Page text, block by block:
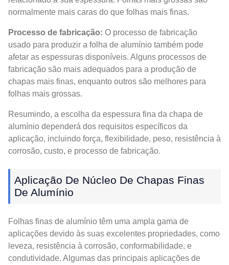
normalmente mais caras do que folhas mais finas.
Processo de fabricação: O processo de fabricação
usado para produzir a folha de alumínio também pode
afetar as espessuras disponíveis. Alguns processos de
fabricação são mais adequados para a produção de
chapas mais finas, enquanto outros são melhores para
folhas mais grossas.
Resumindo, a escolha da espessura fina da chapa de
alumínio dependerá dos requisitos específicos da
aplicação, incluindo força, flexibilidade, peso, resistência à
corrosão, custo, e processo de fabricação.
Aplicação De Núcleo De Chapas Finas
De Alumínio
Folhas finas de alumínio têm uma ampla gama de
aplicações devido às suas excelentes propriedades, como
leveza, resistência à corrosão, conformabilidade, e
condutividade. Algumas das principais aplicações de